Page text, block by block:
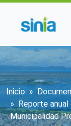
Inicio
Reporte
Municipalidad